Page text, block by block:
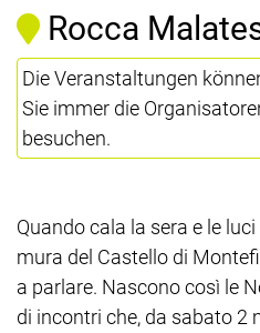
Rocca
Die Veranstaltungen
Sie immer die
besuchen.
Quando cala la sera e le
mura del Castello di
a parlare. Nascono così le
di incontri che, da sabato 2